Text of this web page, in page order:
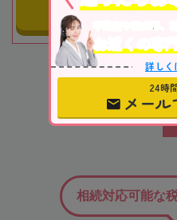
事務所
3 件中
相続対応可能な
不動産や株式等、
お近くの専門
詳しく
24時
メール